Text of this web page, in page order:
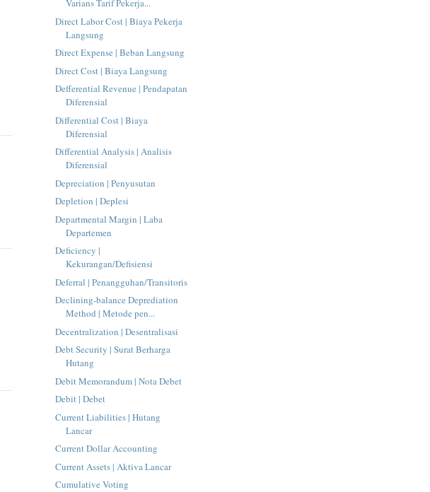
Varians Tarif Pekerja...
Direct Labor Cost | Biaya Pekerja
Langsung
Direct Expense | Beban Langsung
Direct Cost | Biaya Langsung
Defferential Revenue | Pendapatan
Diferensial
Differential Cost | Biaya
Diferensial
Differential Analysis | Analisis
Diferensial
Depreciation | Penyusutan
Depletion | Deplesi
Departmental Margin | Laba
Departemen
Deficiency |
Kekurangan/Defisiensi
Deferral | Penangguhan/Transitoris
Declining-balance Deprediation
Method | Metode pen...
Decentralization | Desentralisasi
Debt Security | Surat Berharga
Hutang
Debit Memorandum | Nota Debet
Debit | Debet
Current Liabilities | Hutang
Lancar
Current Dollar Accounting
Current Assets | Aktiva Lancar
Cumulative Voting